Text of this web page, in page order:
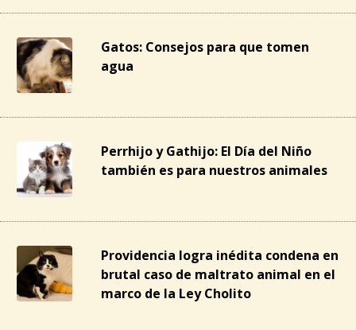
Gatos: Consejos para que tomen
agua
Perrhijo y Gathijo: El Día del Niño
también es para nuestros animales
Providencia logra inédita condena en
brutal caso de maltrato animal en el
marco de la Ley Cholito